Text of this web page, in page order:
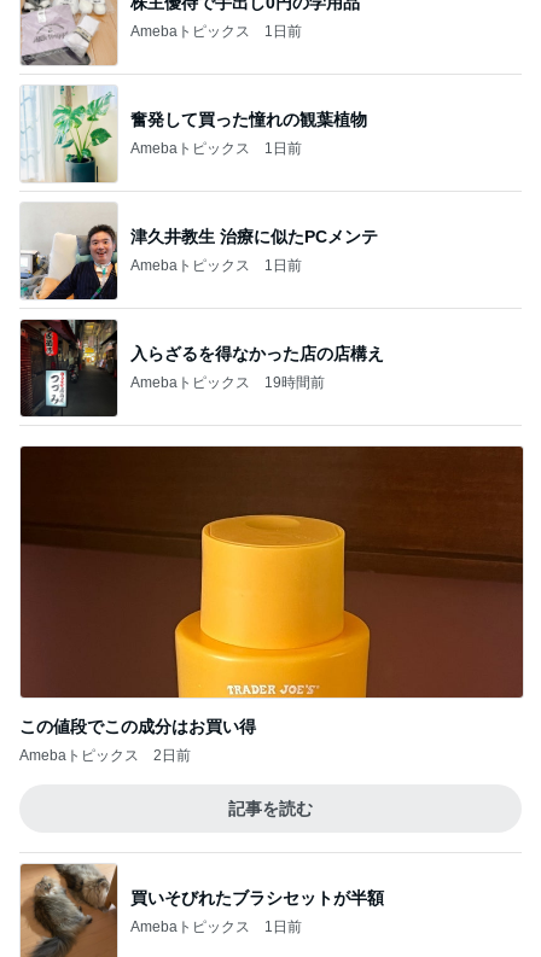
Amebaトピックス 1日前
奮発して買った憧れの観葉植物
Amebaトピックス 1日前
津久井教生 治療に似たPCメンテ
Amebaトピックス 1日前
入らざるを得なかった店の店構え
Amebaトピックス 19時間前
この値段でこの成分はお買い得
Amebaトピックス 2日前
記事を読む
買いそびれたブラシセットが半額
Amebaトピックス 1日前